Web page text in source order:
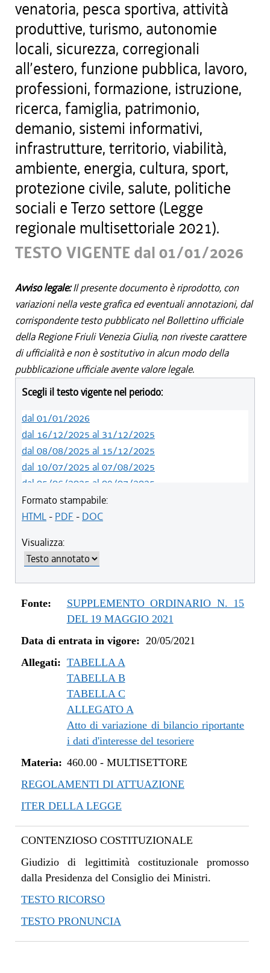
venatoria, pesca sportiva, attività
produttive, turismo, autonomie
locali, sicurezza, corregionali
all’estero, funzione pubblica, lavoro,
professioni, formazione, istruzione,
ricerca, famiglia, patrimonio,
demanio, sistemi informativi,
infrastrutture, territorio, viabilità,
ambiente, energia, cultura, sport,
protezione civile, salute, politiche
sociali e Terzo settore (Legge
regionale multisettoriale 2021).
TESTO VIGENTE dal 01/01/2026
Avviso legale:Il presente documento è riprodotto, con
variazioni nella veste grafica ed eventuali annotazioni, dal
corrispondente testo pubblicato nel Bollettino ufficiale
della Regione Friuli Venezia Giulia, non riveste carattere
di ufficialità e non è sostitutivo in alcun modo della
pubblicazione ufficiale avente valore legale.
Scegli il testo vigente nel periodo:
dal 01/01/2026
dal 16/12/2025 al 31/12/2025
dal 08/08/2025 al 15/12/2025
dal 10/07/2025 al 07/08/2025
dal 05/06/2025 al 09/07/2025
dal 14/05/2024 al 04/06/2025
dal 12/08/2023 al 13/05/2024
dal 04/08/2022 al 31/12/2022
dal 14/06/2022 al 03/08/2022
dal 01/01/2022 al 13/06/2022
dal 10/12/2021 al 31/12/2021
dal 06/11/2021 al 09/12/2021
dal 20/05/2021 al 11/08/2021
Formato stampabile:
HTML- PDF - DOC
Visualizza:
Fonte:
SUPPLEMENTO ORDINARIO N. 15
DEL 19 MAGGIO 2021
Data di entrata in vigore: 20/05/2021
Allegati: TABELLA A
TABELLA B
TABELLA C
ALLEGATO A
Atto di variazione di bilancio riportante
i dati d'interesse del tesoriere
Materia: 460.00- MULTISETTORE
REGOLAMENTI DI ATTUAZIONE
ITER DELLA LEGGE
CONTENZIOSO COSTITUZIONALE
Giudizio di legittimità costituzionale promosso
dalla Presidenza del Consiglio dei Ministri.
TESTO RICORSO
TESTO PRONUNCIA